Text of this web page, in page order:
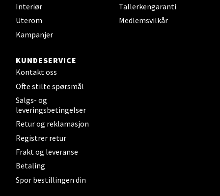
Interiør
Uterom
Kampanjer
Tallerkengaranti
Medlemsvilkår
KUNDESERVICE
Kontakt oss
Ofte stilte spørsmål
Salgs- og
leveringsbetingelser
Retur og reklamasjon
Registrer retur
Frakt og leveranse
Betaling
Spor bestillingen din
Steinkjer - Thon Senter Steinkjer
Sjøfartsgata 2, 7714 Steinkjer
0 i butikk
Leirvik - Stord
Torgbakken 2, 5401 Stord
Åpent i dag 10-17